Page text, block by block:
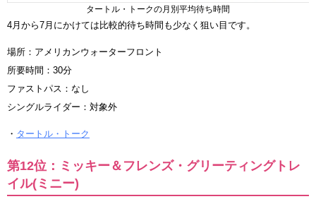
タートル・トークの月別平均待ち時間
4月から7月にかけては比較的待ち時間も少なく狙い目です。
場所：アメリカンウォーターフロント
所要時間：30分
ファストパス：なし
シングルライダー：対象外
・ タートル・トーク
第12位：ミッキー＆フレンズ・グリーティングトレ
イル(ミニー)